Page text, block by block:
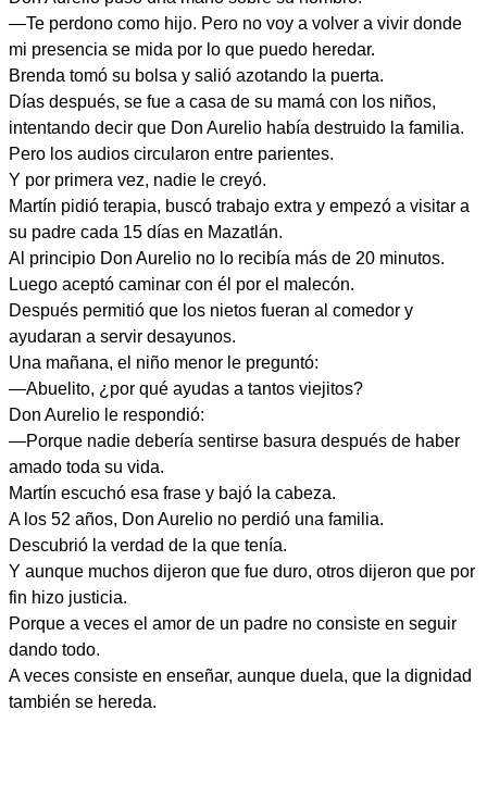
—Te perdono como hijo. Pero no voy a volver a vivir donde
mi presencia se mida por lo que puedo heredar.
Brenda tomó su bolsa y salió azotando la puerta.
Días después, se fue a casa de su mamá con los niños,
intentando decir que Don Aurelio había destruido la familia.
Pero los audios circularon entre parientes.
Y por primera vez, nadie le creyó.
Martín pidió terapia, buscó trabajo extra y empezó a visitar a
su padre cada 15 días en Mazatlán.
Al principio Don Aurelio no lo recibía más de 20 minutos.
Luego aceptó caminar con él por el malecón.
Después permitió que los nietos fueran al comedor y
ayudaran a servir desayunos.
Una mañana, el niño menor le preguntó:
—Abuelito, ¿por qué ayudas a tantos viejitos?
Don Aurelio le respondió:
—Porque nadie debería sentirse basura después de haber
amado toda su vida.
Martín escuchó esa frase y bajó la cabeza.
A los 52 años, Don Aurelio no perdió una familia.
Descubrió la verdad de la que tenía.
Y aunque muchos dijeron que fue duro, otros dijeron que por
fin hizo justicia.
Porque a veces el amor de un padre no consiste en seguir
dando todo.
A veces consiste en enseñar, aunque duela, que la dignidad
también se hereda.